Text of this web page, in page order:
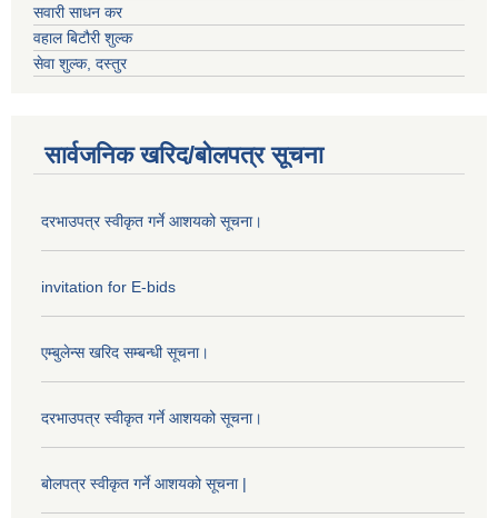
सवारी साधन कर
वहाल बिटौरी शुल्क
सेवा शुल्क, दस्तुर
सार्वजनिक खरिद/बोलपत्र सूचना
दरभाउपत्र स्वीकृत गर्ने आशयको सूचना।
invitation for E-bids
एम्बुलेन्स खरिद सम्बन्धी सूचना।
दरभाउपत्र स्वीकृत गर्ने आशयको सूचना।
बोलपत्र स्वीकृत गर्ने आशयको सूचना |